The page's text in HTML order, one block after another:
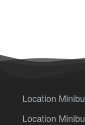
Location
Location